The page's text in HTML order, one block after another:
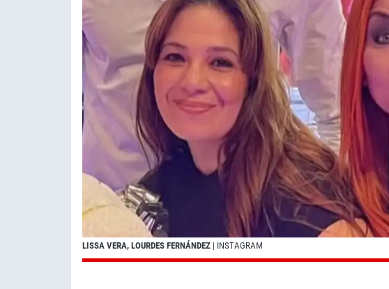
LISSA VERA, LOURDES FERNÁNDEZ | INSTAGRAM